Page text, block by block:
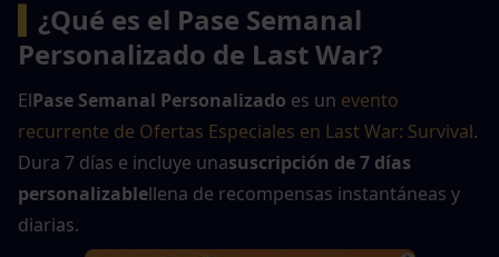
¿Qué es el Pase Semanal
Personalizado de Last War?
ElPase Semanal Personalizado es un evento
recurrente de Ofertas Especiales en Last War: Survival.
Dura 7 días e incluye unasuscripción de 7 días
personalizablellena de recompensas instantáneas y
diarias.